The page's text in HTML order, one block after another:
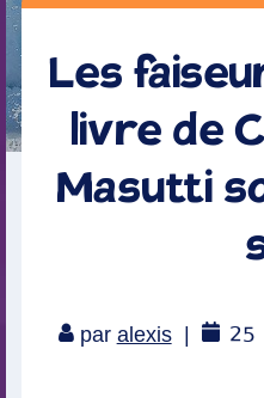
Les
livre de
Masutti
par alexis 25